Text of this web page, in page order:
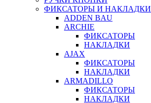
ФИКСАТОРЫ И НАКЛАДКИ
ADDEN BAU
ARCHIE
ФИКСАТОРЫ
НАКЛАДКИ
AJAX
ФИКСАТОРЫ
НАКЛАДКИ
ARMADILLO
ФИКСАТОРЫ
НАКЛАДКИ